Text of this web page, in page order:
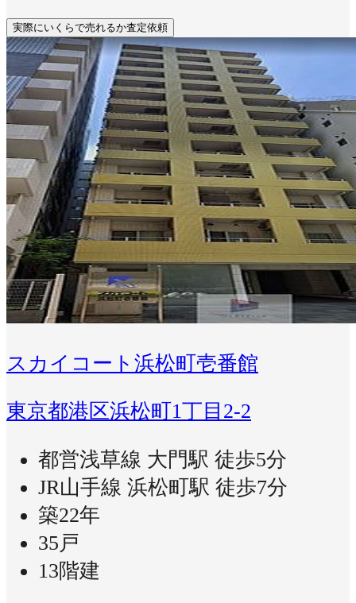
実際にいくらで売れるか査定依頼
スカイコート浜松町壱番館
東京都港区浜松町1丁目2-2
都営浅草線 大門駅 徒歩5分
JR山手線 浜松町駅 徒歩7分
築22年
35戸
13階建